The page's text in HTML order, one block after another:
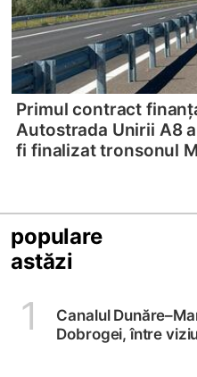
Primul contract
Autostrada Unirii A8
fi finalizat tronsonul
populare
astăzi
1
Canalul
Dobrogei, între